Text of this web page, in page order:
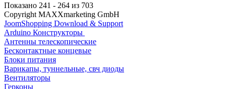
Показано 241 - 264 из 703
Copyright MAXXmarketing GmbH
JoomShopping Download & Support
Arduino Конструкторы
Антенны телескопические
Бесконтактные концевые
Блоки питания
Варикапы, туннельные, свч диоды
Вентиляторы
Герконы